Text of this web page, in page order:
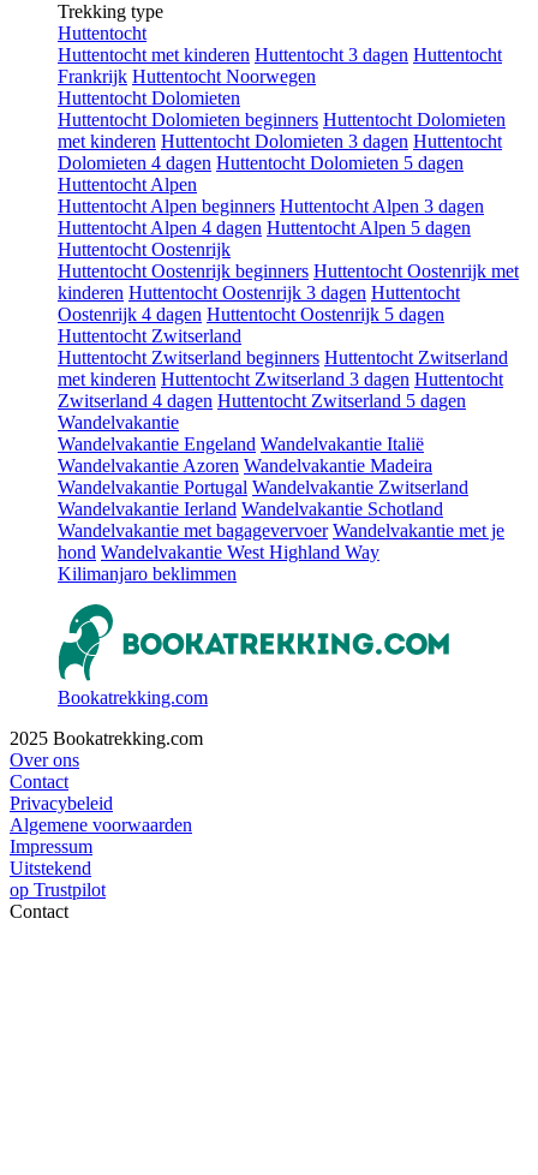
Trekking type
Huttentocht
Huttentocht met kinderen Huttentocht 3 dagen Huttentocht
Frankrijk Huttentocht Noorwegen
Huttentocht Dolomieten
Huttentocht Dolomieten beginners Huttentocht Dolomieten
met kinderen Huttentocht Dolomieten 3 dagen Huttentocht
Dolomieten 4 dagen Huttentocht Dolomieten 5 dagen
Huttentocht Alpen
Huttentocht Alpen beginners Huttentocht Alpen 3 dagen
Huttentocht Alpen 4 dagen Huttentocht Alpen 5 dagen
Huttentocht Oostenrijk
Huttentocht Oostenrijk beginners Huttentocht Oostenrijk met
kinderen Huttentocht Oostenrijk 3 dagen Huttentocht
Oostenrijk 4 dagen Huttentocht Oostenrijk 5 dagen
Huttentocht Zwitserland
Huttentocht Zwitserland beginners Huttentocht Zwitserland
met kinderen Huttentocht Zwitserland 3 dagen Huttentocht
Zwitserland 4 dagen Huttentocht Zwitserland 5 dagen
Wandelvakantie
Wandelvakantie Engeland Wandelvakantie Italië
Wandelvakantie Azoren Wandelvakantie Madeira
Wandelvakantie Portugal Wandelvakantie Zwitserland
Wandelvakantie Ierland Wandelvakantie Schotland
Wandelvakantie met bagagevervoer Wandelvakantie met je
hond Wandelvakantie West Highland Way
Kilimanjaro beklimmen
Bookatrekking.com
2025 Bookatrekking.com
Over ons
Contact
Privacybeleid
Algemene voorwaarden
Impressum
Uitstekend
op Trustpilot
Contact